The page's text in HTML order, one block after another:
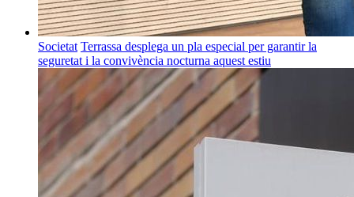
Societat Terrassa desplega un pla especial per garantir la
seguretat i la convivència nocturna aquest estiu